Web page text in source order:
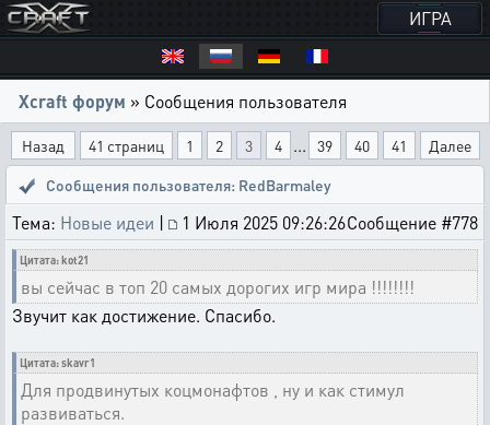
ИГРА
Xcraft форум » Сообщения пользователя
Назад 41 страниц 1 2 3 4 ... 39 40 41
Далее
Сообщения пользователя: RedBarmaley
Тема: Новые идеи | 1 Июля 2025 09:26:26Сообщение #778
Цитата: kot21
вы сейчас в топ 20 самых дорогих игр мира !!!!!!!!
Звучит как достижение. Спасибо.
Цитата: skavr1
Для продвинутых коцмонафтов , ну и как стимул
развиваться.